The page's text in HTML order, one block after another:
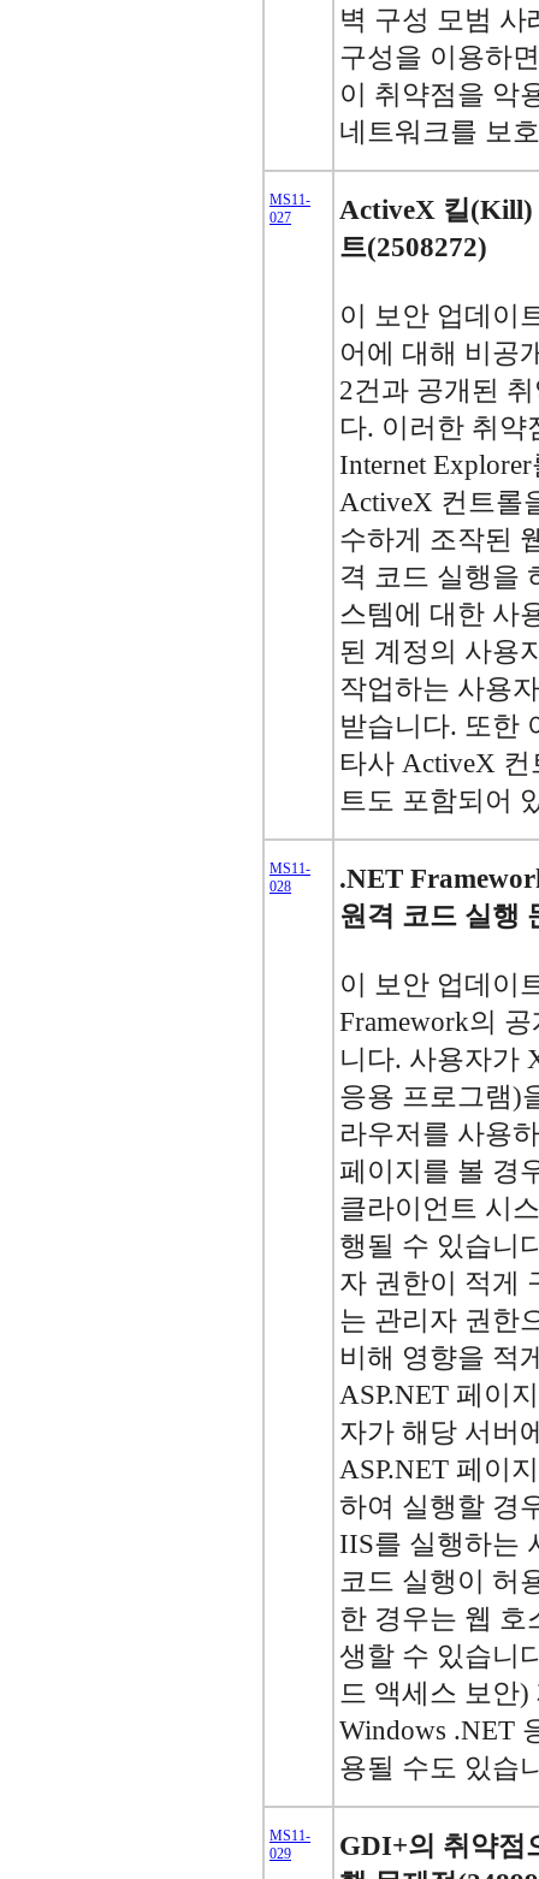
벽 구성 모범 사
구성을 이용하
이 취약점을 악
네트워크를 보
MS11-
027
ActiveX 킬(Kill)
트(2508272)
이 보안 업데이
어에 대해 비공
2건과 공개된
다. 이러한 취약
Internet
ActiveX 컨트롤
수하게 조작된
격 코드 실행을
스템에 대한 사
된 계정의 사용
작업하는 사용
받습니다. 또한
타사 ActiveX
트도 포함되어
MS11-
028
.NET
원격 코드 실행
이 보안 업데이
Framework의
니다. 사용자가
응용 프로그램)
라우저를 사용
페이지를 볼 경
클라이언트 시
행될 수 있습니
자 권한이 적게
는 관리자 권한
비해 영향을 적
ASP.NET 페이
자가 해당 서버
ASP.NET 페이
하여 실행할 경
IIS를 실행하는
코드 실행이 허
한 경우는 웹 호
생할 수 있습니
드 액세스 보안
Windows .NET
용될 수도 있습
MS11-
029
GDI+의 취약점